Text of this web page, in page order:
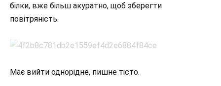
білки, вже більш акуратно, щоб зберегти
повітряність.
Має вийти однорідне, пишне тісто.